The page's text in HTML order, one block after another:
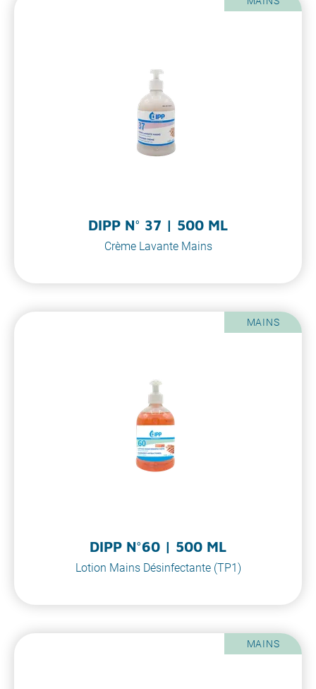
DIPP N° 37 | 500 ML
Crème Lavante Mains
MAINS
DIPP N°60 | 500 ML
Lotion Mains Désinfectante (TP1)
MAINS